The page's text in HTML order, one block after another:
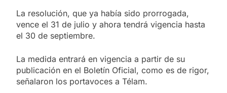
La resolución, que ya había sido prorrogada,
vence el 31 de julio y ahora tendrá vigencia hasta
el 30 de septiembre.
La medida entrará en vigencia a partir de su
publicación en el Boletín Oficial, como es de rigor,
señalaron los portavoces a Télam.